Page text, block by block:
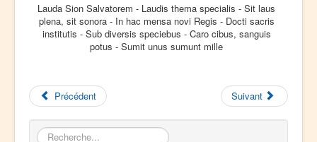
Lauda Sion Salvatorem - Laudis thema specialis - Sit laus
plena, sit sonora - In hac mensa novi Regis - Docti sacris
institutis - Sub diversis speciebus - Caro cibus, sanguis
potus - Sumit unus sumunt mille
Précédent Suivant
Rechercher